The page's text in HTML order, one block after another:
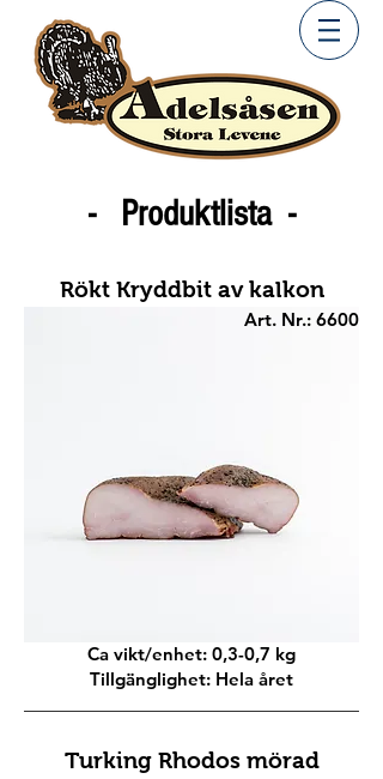
- Produktlista -
Rökt Kryddbit av kalkon
Art. Nr.: 6600
Ca vikt/enhet: 0,3-0,7 kg
Tillgänglighet: Hela året
Turking Rhodos mörad